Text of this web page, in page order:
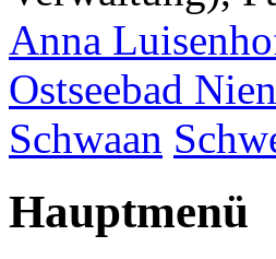
Anna
Ostseebad
Schwaan
Hauptmenü